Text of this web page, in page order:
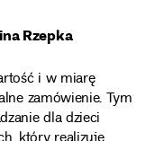
Rzepka
i w miarę
zamówienie. Tym
dla dzieci